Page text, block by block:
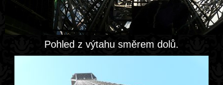
Pohled z výtahu směrem dolů.